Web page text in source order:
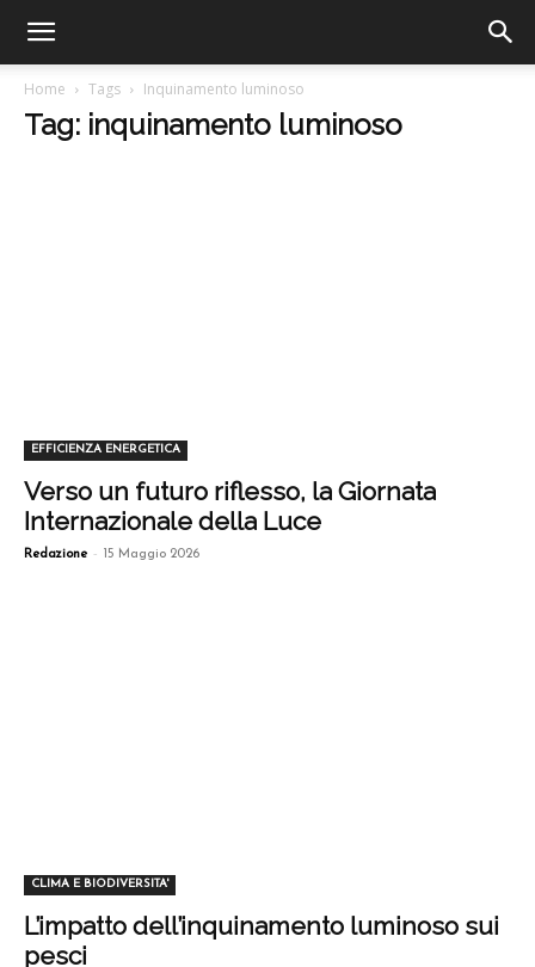
Home Tags Inquinamento luminoso
Tag: inquinamento luminoso
EFFICIENZA ENERGETICA
Verso un futuro riflesso, la Giornata
Internazionale della Luce
Redazione - 15 Maggio 2026
CLIMA E BIODIVERSITA'
L’impatto dell’inquinamento luminoso sui
pesci